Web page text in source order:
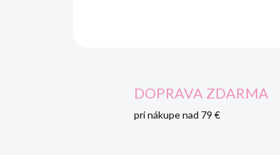
DOPRAVA ZDARMA
pri nákupe nad 79 €